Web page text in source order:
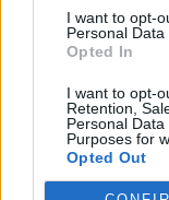
I want to opt-
Personal Data
Opted In
I want to opt-
Retention,
Personal
Purposes for
Opted Out
commento esprime il
di VareseNews.it, che
commenti non sono testi
possono essere
che includano uno o più